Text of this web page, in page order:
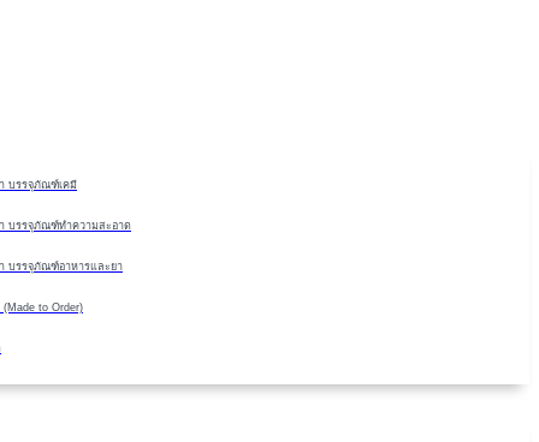
บรรจุภัณฑ์เคมี
า บรรจุภัณฑ์ทำความสะอาด
บรรจุภัณฑ์อาหารและยา
to Order)